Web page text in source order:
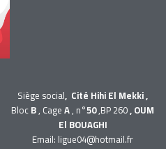
Siège social, Cité Hihi El Mekki ,
BlocB, CageA, n°50,BP 260, OUM
El BOUAGHI
Email: ligue04@hotmail.fr